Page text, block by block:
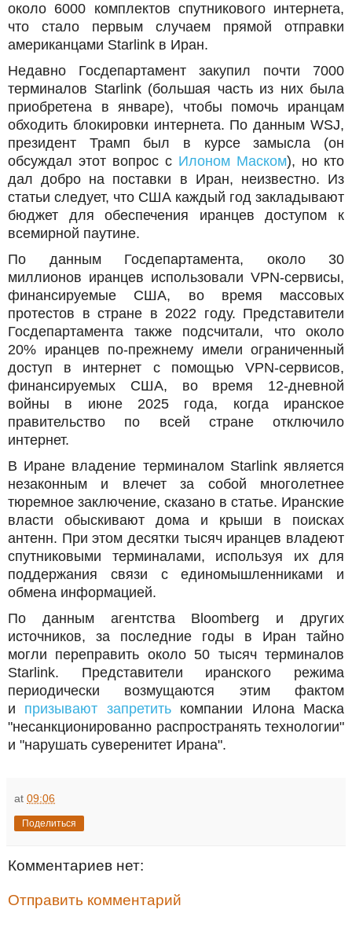
около 6000 комплектов спутникового интернета,
что стало первым случаем прямой отправки
американцами Starlink в Иран.
Недавно Госдепартамент закупил почти 7000
терминалов Starlink (большая часть из них была
приобретена в январе), чтобы помочь иранцам
обходить блокировки интернета. По данным WSJ,
президент Трамп был в курсе замысла (он
обсуждал этот вопрос с Илоном Маском), но кто
дал добро на поставки в Иран, неизвестно. Из
статьи следует, что США каждый год закладывают
бюджет для обеспечения иранцев доступом к
всемирной паутине.
По данным Госдепартамента, около 30
миллионов иранцев использовали VPN-сервисы,
финансируемые США, во время массовых
протестов в стране в 2022 году. Представители
Госдепартамента также подсчитали, что около
20% иранцев по-прежнему имели ограниченный
доступ в интернет с помощью VPN-сервисов,
финансируемых США, во время 12-дневной
войны в июне 2025 года, когда иранское
правительство по всей стране отключило
интернет.
В Иране владение терминалом Starlink является
незаконным и влечет за собой многолетнее
тюремное заключение, сказано в статье. Иранские
власти обыскивают дома и крыши в поисках
антенн. При этом десятки тысяч иранцев владеют
спутниковыми терминалами, используя их для
поддержания связи с единомышленниками и
обмена информацией.
По данным агентства Bloomberg и других
источников, за последние годы в Иран тайно
могли переправить около 50 тысяч терминалов
Starlink. Представители иранского режима
периодически возмущаются этим фактом
и призывают запретитькомпании Илона Маска
"несанкционированно распространять технологии"
и "нарушать суверенитет Ирана".
at 09:06
Поделиться
Комментариев нет:
Отправить комментарий